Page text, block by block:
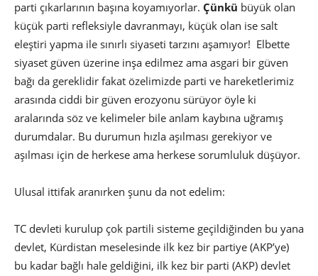
parti çıkarlarının başına koyamıyorlar. Çünkü büyük olan
küçük parti refleksiyle davranmayı, küçük olan ise salt
eleştiri yapma ile sınırlı siyaseti tarzını aşamıyor! Elbette
siyaset güven üzerine inşa edilmez ama asgari bir güven
bağı da gereklidir fakat özelimizde parti ve hareketlerimiz
arasında ciddi bir güven erozyonu sürüyor öyle ki
aralarında söz ve kelimeler bile anlam kaybına uğramış
durumdalar. Bu durumun hızla aşılması gerekiyor ve
aşılması için de herkese ama herkese sorumluluk düşüyor.
Ulusal ittifak aranırken şunu da not edelim:
TC devleti kurulup çok partili sisteme geçildiğinden bu yana
devlet, Kürdistan meselesinde ilk kez bir partiye (AKP’ye)
bu kadar bağlı hale geldiğini, ilk kez bir parti (AKP) devlet